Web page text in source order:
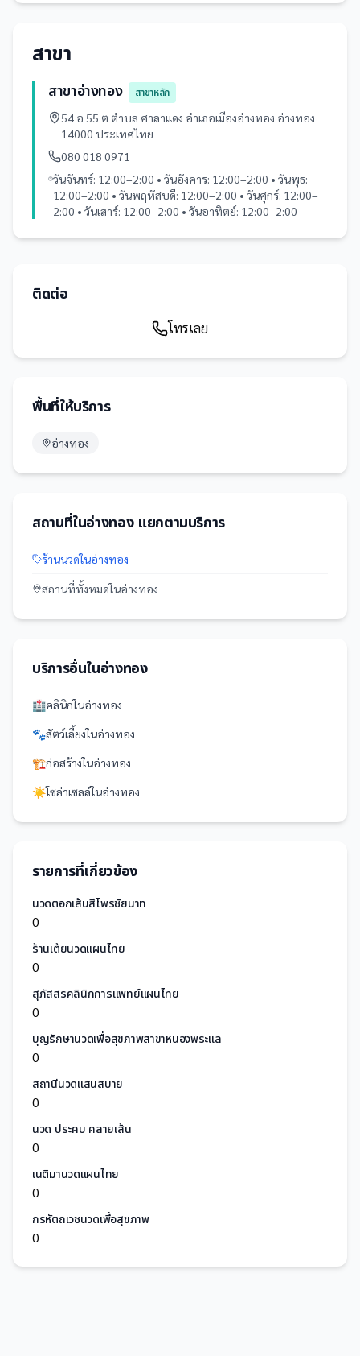
สาขา
สาขาอ่างทอง
สาขาหลัก
54 อ 55 ต ตำบล ศาลาแดง อำเภอเมืองอ่างทอง อ่างทอง
14000 ประเทศไทย
080 018 0971
วันจันทร์: 12:00–2:00 • วันอังคาร: 12:00–2:00 • วันพุธ:
12:00–2:00 • วันพฤหัสบดี: 12:00–2:00 • วันศุกร์: 12:00–
2:00 • วันเสาร์: 12:00–2:00 • วันอาทิตย์: 12:00–2:00
ติดต่อ
โทรเลย
พื้นที่ให้บริการ
อ่างทอง
สถานที่ในอ่างทองแยกตามบริการ
ร้านนวดในอ่างทอง
สถานที่ทั้งหมดในอ่างทอง
บริการอื่นในอ่างทอง
🏥คลินิกในอ่างทอง
🐾สัตว์เลี้ยงในอ่างทอง
🏗️ก่อสร้างในอ่างทอง
☀️โซล่าเซลล์ในอ่างทอง
รายการที่เกี่ยวข้อง
นวดตอกเส้นสีไพรชัยนาท
0
ร้านเต้ยนวดแผนไทย
0
สุภัสสรคลินิกการแพทย์แผนไทย
0
บุญรักษานวดเพื่อสุขภาพสาขาหนองพระแล
0
สถานีนวดแสนสบาย
0
นวด ประคบ คลายเส้น
0
เนติมานวดแผนไทย
0
กรหัตถเวชนวดเพื่อสุขภาพ
0